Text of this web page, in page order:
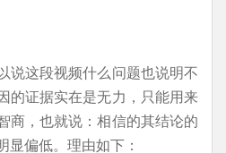
说这段视频什么问题也说明不
的证据实在是无力，只能用来
商，也就说：相信的其结论的
显偏低。理由如下：